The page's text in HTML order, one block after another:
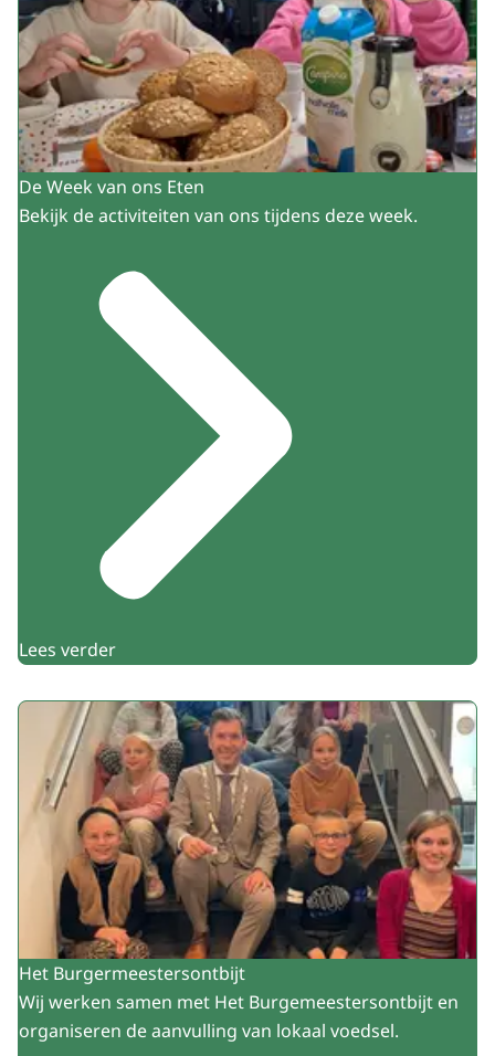
De Week van ons Eten
Bekijk de activiteiten van ons tijdens deze week.
Lees verder
Het Burgermeestersontbijt
Wij werken samen met Het Burgemeestersontbijt en
organiseren de aanvulling van lokaal voedsel.